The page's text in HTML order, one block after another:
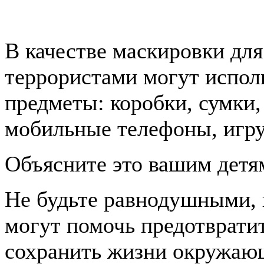
В качестве маскировки
террористами могут
предметы: коробки,
мобильные телефоны,
Объясните это вашим
Не будьте равнодушными,
могут помочь
сохранить жизни